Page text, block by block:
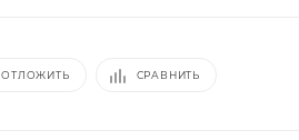
ОТЛОЖИТЬ СРАВНИТЬ